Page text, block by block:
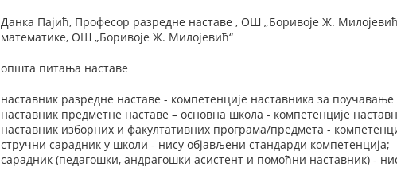
Данка Пајић, Професор разредне наставе , ОШ „Боривоје Ж.
математике, ОШ „Боривоје Ж. Милојевић“
општа питања наставе
наставник разредне наставе - компетенције наставника за
наставник предметне наставе – основна школа - компетенције
наставник изборних и факултативних програма/предмета -
стручни сарадник у школи - нису објављени стандарди компетенција;
сарадник (педагошки, андрагошки асистент и помоћни наставник) -